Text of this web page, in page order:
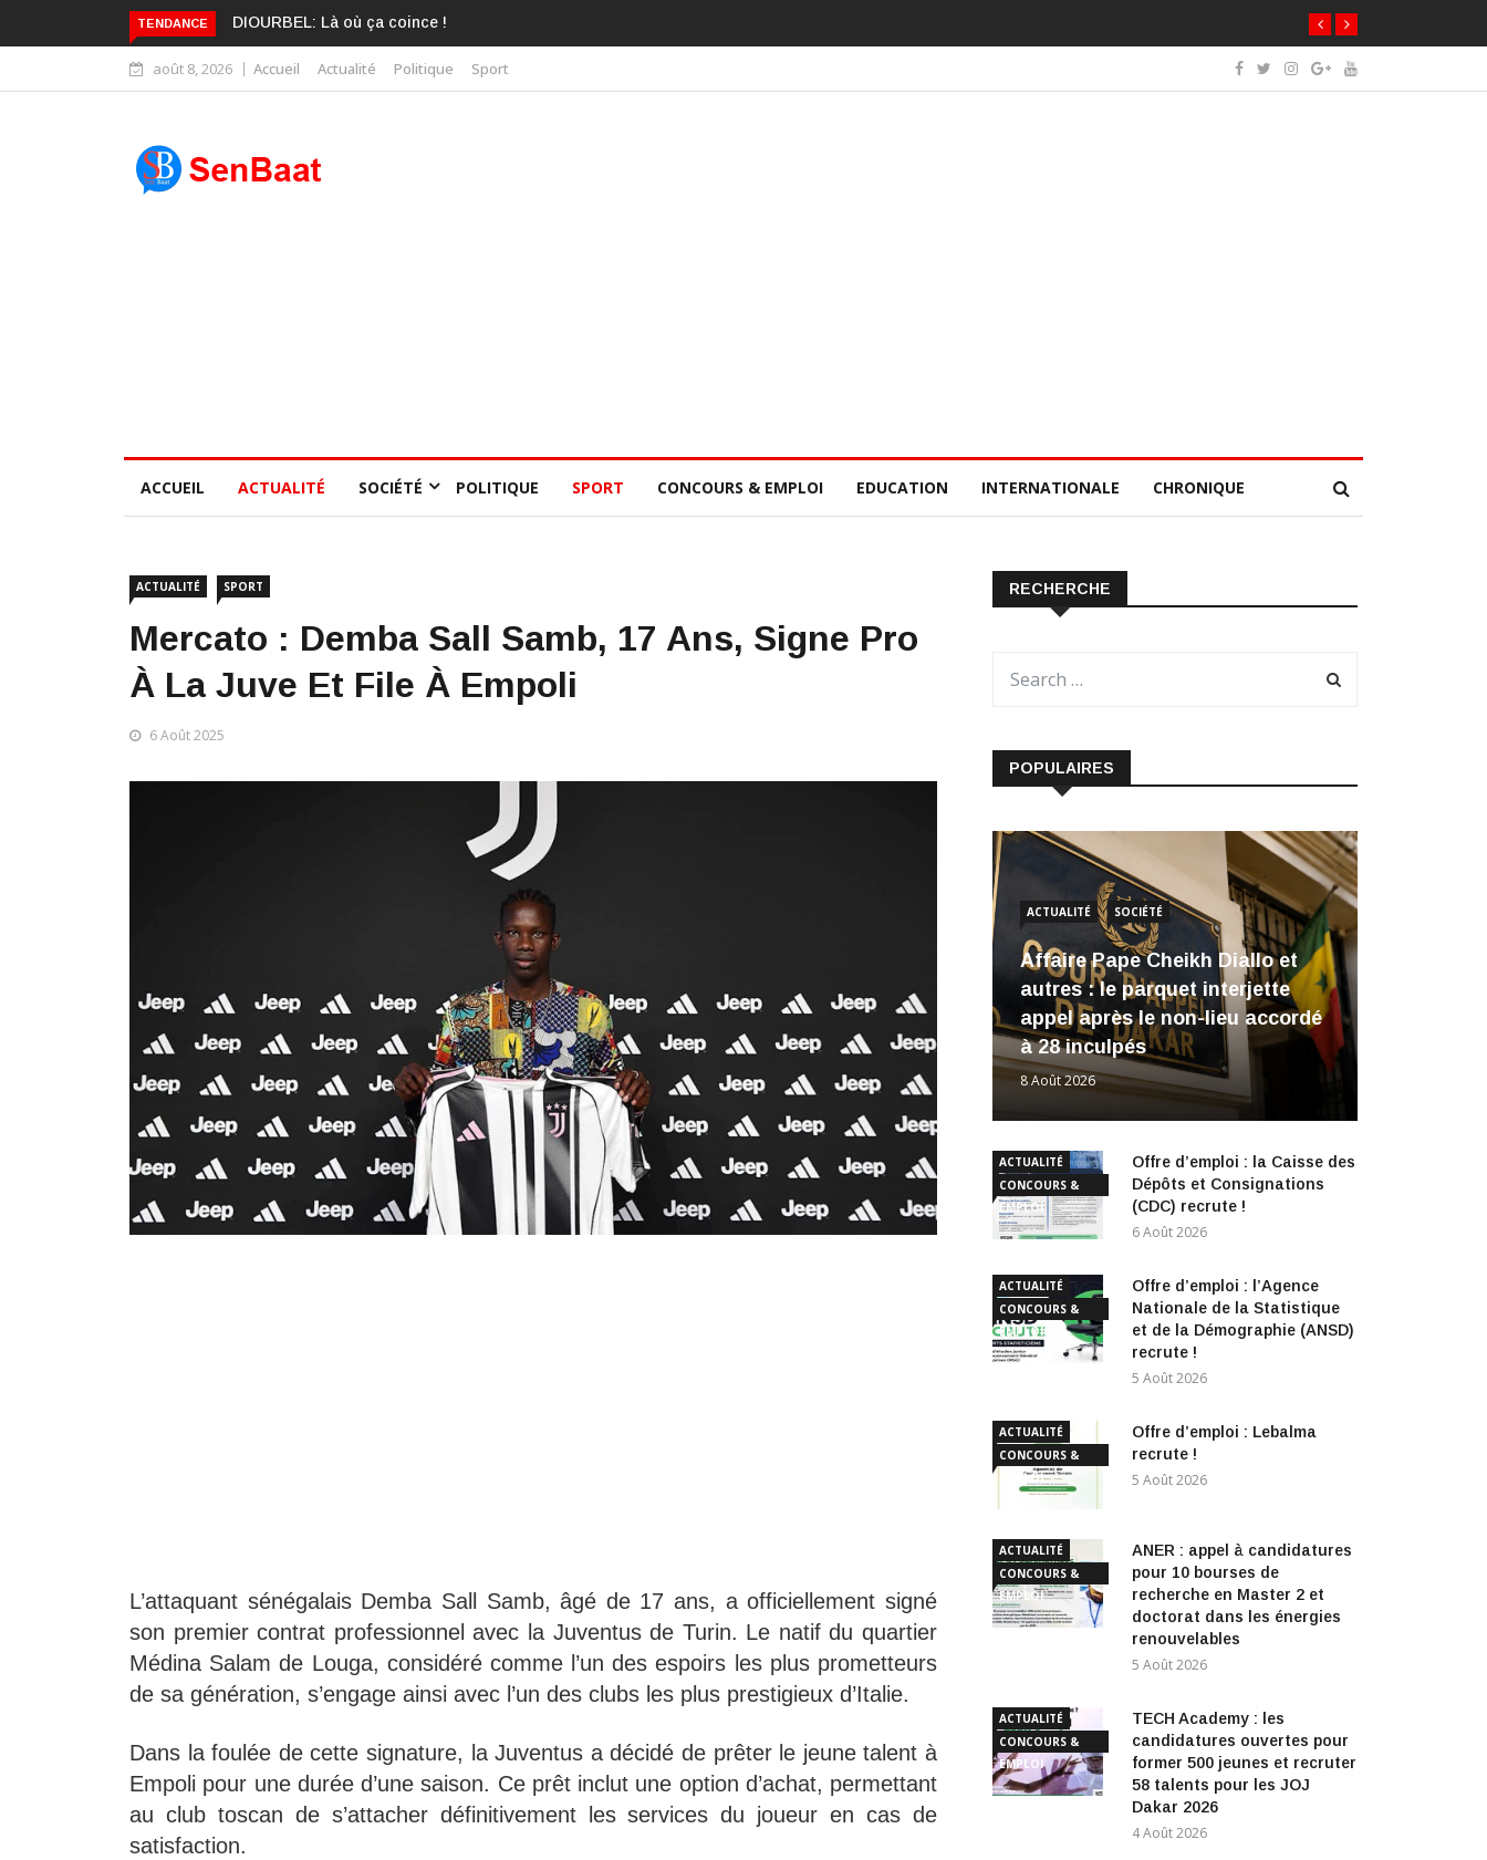
TENDANCE KARIME WADE EST DÉJÀ BLANCHI PAR LA CONSCIENCE COLLECTIVE DES SÉNÉGALAIS
août 8, 2026 Accueil Actualité Politique Sport
ACCUEIL ACTUALITÉ SOCIÉTÉ POLITIQUE SPORT CONCOURS & EMPLOI EDUCATION INTERNATIONALE CHRONIQUE
ACTUALITÉ SPORT
Mercato : Demba Sall Samb, 17 Ans, Signe Pro
À La Juve Et File À Empoli
6 Août 2025
L’attaquant sénégalais Demba Sall Samb, âgé de 17 ans, a officiellement signé
son premier contrat professionnel avec la Juventus de Turin. Le natif du quartier
Médina Salam de Louga, considéré comme l’un des espoirs les plus prometteurs
de sa génération, s’engage ainsi avec l’un des clubs les plus prestigieux d’Italie.
Dans la foulée de cette signature, la Juventus a décidé de prêter le jeune talent à
Empoli pour une durée d’une saison. Ce prêt inclut une option d’achat, permettant
au club toscan de s’attacher définitivement les services du joueur en cas de
satisfaction.
RECHERCHE
POPULAIRES
ACTUALITÉ SOCIÉTÉ
Affaire Pape Cheikh Diallo et
autres : le parquet interjette
appel après le non-lieu accordé
à 28 inculpés
8 Août 2026
ACTUALITÉ
CONCOURS &
EMPLOI
Offre d’emploi : la Caisse des
Dépôts et Consignations
(CDC) recrute !
6 Août 2026
ACTUALITÉ
CONCOURS &
EMPLOI
Offre d’emploi : l’Agence
Nationale de la Statistique
et de la Démographie (ANSD)
recrute !
5 Août 2026
ACTUALITÉ
CONCOURS &
EMPLOI
Offre d’emploi : Lebalma
recrute !
5 Août 2026
ACTUALITÉ
CONCOURS &
EMPLOI
ANER : appel à candidatures
pour 10 bourses de
recherche en Master 2 et
doctorat dans les énergies
renouvelables
5 Août 2026
ACTUALITÉ
CONCOURS &
EMPLOI
TECH Academy : les
candidatures ouvertes pour
former 500 jeunes et recruter
58 talents pour les JOJ
Dakar 2026
4 Août 2026